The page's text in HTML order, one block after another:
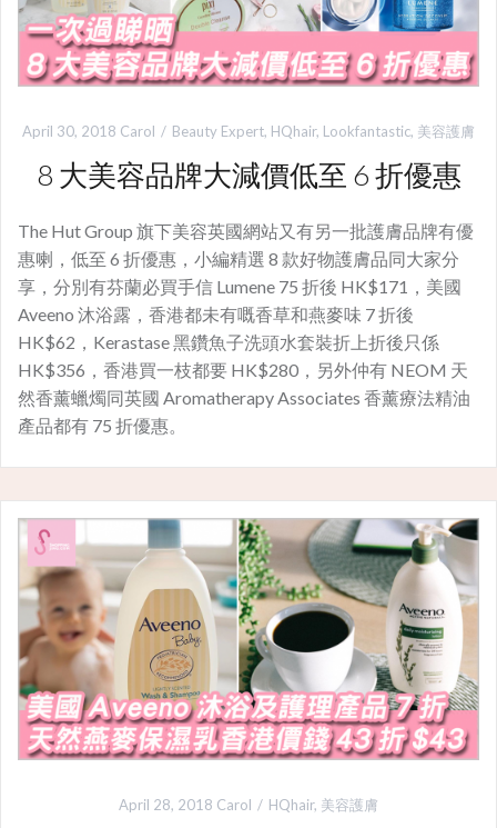
April 30, 2018 Carol Beauty Expert, HQhair, Lookfantastic, 美容護膚
8 大美容品牌大減價低至 6 折優惠
The Hut Group 旗下美容英國網站又有另一批護膚品牌有優
惠喇，低至 6 折優惠，小編精選 8 款好物護膚品同大家分
享，分別有芬蘭必買手信 Lumene 75 折後 HK$171，美國
Aveeno 沐浴露，香港都未有嘅香草和燕麥味 7 折後
HK$62，Kerastase 黑鑽魚子洗頭水套裝折上折後只係
HK$356，香港買一枝都要 HK$280，另外仲有 NEOM 天
然香薰蠟燭同英國 Aromatherapy Associates 香薰療法精油
產品都有 75 折優惠。
April 28, 2018 Carol HQhair, 美容護膚